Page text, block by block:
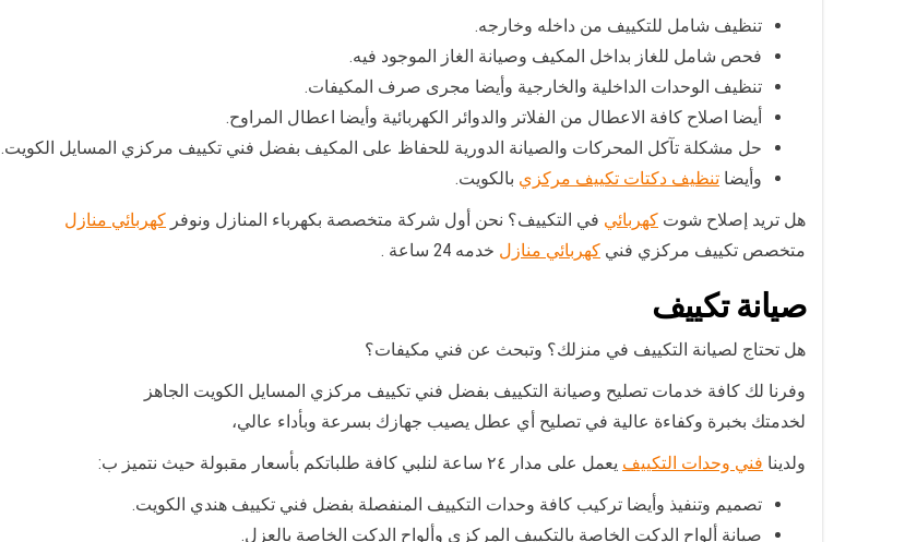
تنظيف شامل للتكييف من داخله وخارجه.
فحص شامل للغاز بداخل المكيف وصيانة الغاز الموجود فيه.
تنظيف الوحدات الداخلية والخارجية وأيضا مجرى صرف المكيفات.
أيضا اصلاح كافة الاعطال من الفلاتر والدوائر الكهربائية وأيضا اعطال المراوح.
حل مشكلة تآكل المحركات والصيانة الدورية للحفاظ على المكيف بفضل فني تكييف مركزي المسايل الكويت.
وأيضا تنظيف دكتات تكييف مركزي بالكويت.
هل تريد إصلاح شوت كهربائي في التكييف؟ نحن أول شركة متخصصة بكهرباء المنازل ونوفر كهربائي منازل
متخصص تكييف مركزي فني كهربائي منازل خدمه 24 ساعة .
صيانة تكييف
هل تحتاج لصيانة التكييف في منزلك؟ وتبحث عن فني مكيفات؟
وفرنا لك كافة خدمات تصليح وصيانة التكييف بفضل فني تكييف مركزي المسايل الكويت الجاهز
لخدمتك بخبرة وكفاءة عالية في تصليح أي عطل يصيب جهازك بسرعة وبأداء عالي،
ولدينا فني وحدات التكييف يعمل على مدار ٢٤ ساعة لنلبي كافة طلباتكم بأسعار مقبولة حيث نتميز ب:
تصميم وتنفيذ وأيضا تركيب كافة وحدات التكييف المنفصلة بفضل فني تكييف هندي الكويت.
صيانة ألواح الدكت الخاصة بالتكييف المركزى وألواح الدكت الخاصة بالعزل.